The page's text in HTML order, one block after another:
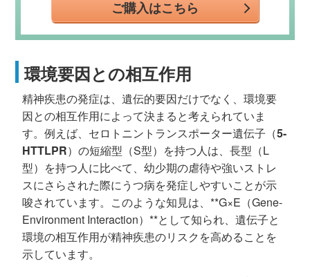
ご購入はこちら
環境要因との相互作用
精神疾患の発症は、遺伝的要因だけでなく、環境要
因との相互作用によって決まると考えられていま
す。例えば、セロトニントランスポーター遺伝子（5-
HTTLPR）の短縮型（S型）を持つ人は、長型（L
型）を持つ人に比べて、幼少期の虐待や強いストレ
スにさらされた際にうつ病を発症しやすいことが示
唆されています。このような知見は、**G×E（Gene-
Environment Interaction）**として知られ、遺伝子と
環境の相互作用が精神疾患のリスクを高めることを
示しています。